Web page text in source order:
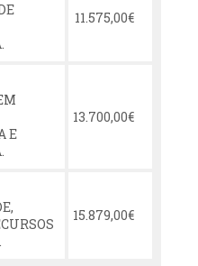
11.575,00€
E
13.700,00€
15.879,00€